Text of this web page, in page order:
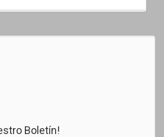
Boletín!